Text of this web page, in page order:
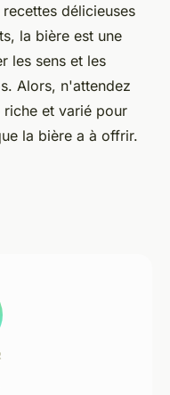
délicieuses
la bière est une
les sens et les
Alors, n'attendez
et varié pour
la bière a à offrir.